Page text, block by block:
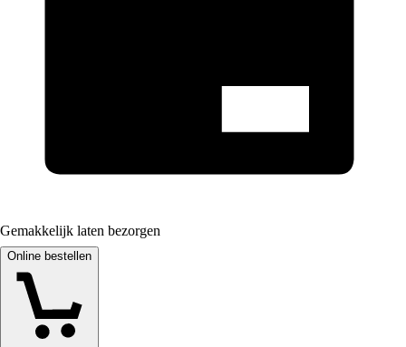
Gemakkelijk laten bezorgen
Online bestellen